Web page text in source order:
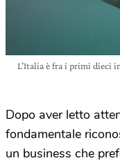
L’Italia è fra i primi dieci
Dopo aver letto
fondamentale
un business che